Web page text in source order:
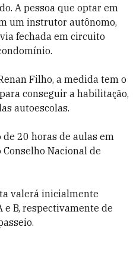
A pessoa que optar em
um instrutor autônomo,
fechada em circuito
Filho, a medida tem o
conseguir a habilitação,
autoescolas.
20 horas de aulas em
Nacional de
valerá inicialmente
e B, respectivamente de